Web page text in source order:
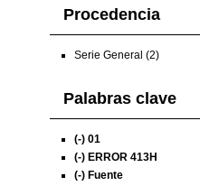
Procedencia
Serie General (2)
Palabras clave
(-) 01
(-) ERROR 413H
(-) Fuente